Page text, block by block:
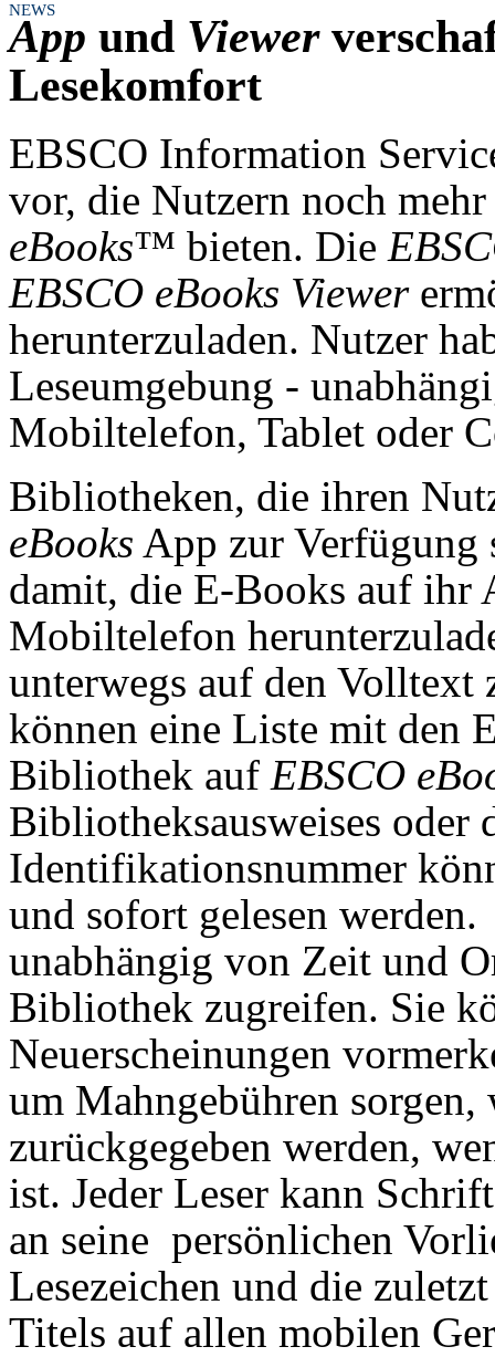
NEWS
App und Viewer
Lesekomfort
EBSCO Information
vor, die Nutzern noch
eBooks™ bieten. Die
EBSCO eBooks Viewer
herunterzuladen. Nutzer
Leseumgebung -
Mobiltelefon, Tablet oder
Bibliotheken, die ihren
eBooks App zur Verfügung
damit, die E-Books auf ihr
Mobiltelefon
unterwegs auf den Volltext
können eine Liste mit den
Bibliothek auf EBSCO
Bibliotheksausweises oder
Identifikationsnummer
und sofort gelesen
unabhängig von Zeit und
Bibliothek zugreifen. Sie
Neuerscheinungen
um Mahngebühren
zurückgegeben werden,
ist. Jeder Leser kann
an seine persönlichen
Lesezeichen und die
Titels auf allen mobilen